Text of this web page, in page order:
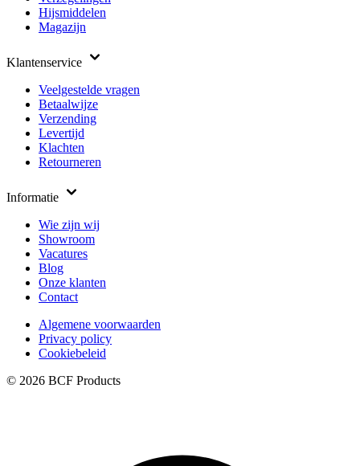
Hijsmiddelen
Magazijn
Klantenservice
Veelgestelde vragen
Betaalwijze
Verzending
Levertijd
Klachten
Retourneren
Informatie
Wie zijn wij
Showroom
Vacatures
Blog
Onze klanten
Contact
Algemene voorwaarden
Privacy policy
Cookiebeleid
© 2026 BCF Products